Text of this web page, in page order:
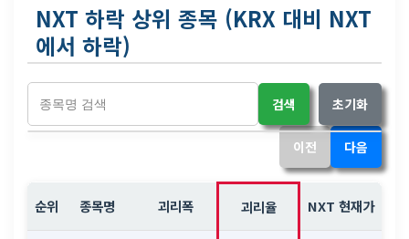
NXT 하락 상위 종목 (KRX 대비 NXT
에서 하락)
검색 초기화
이전 다음
순위 종목명 괴리폭 괴리율 NXT 현재가